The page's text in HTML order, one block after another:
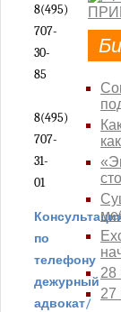
Мещанский
Нагатинский
Никулинский
Останкинский
Перовский
Пресненский
Савеловский
Симоновский
Солнцевский
Таганский
Тверской
8(495)
707-
30-
85
8(495)
707-
31-
01
по
телефону
дежурный
адвокат/
28
27